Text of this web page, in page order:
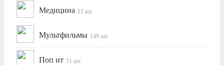
Медицина 12 шт.
Мультфильмы 149 шт.
Поп ит 51 шт.